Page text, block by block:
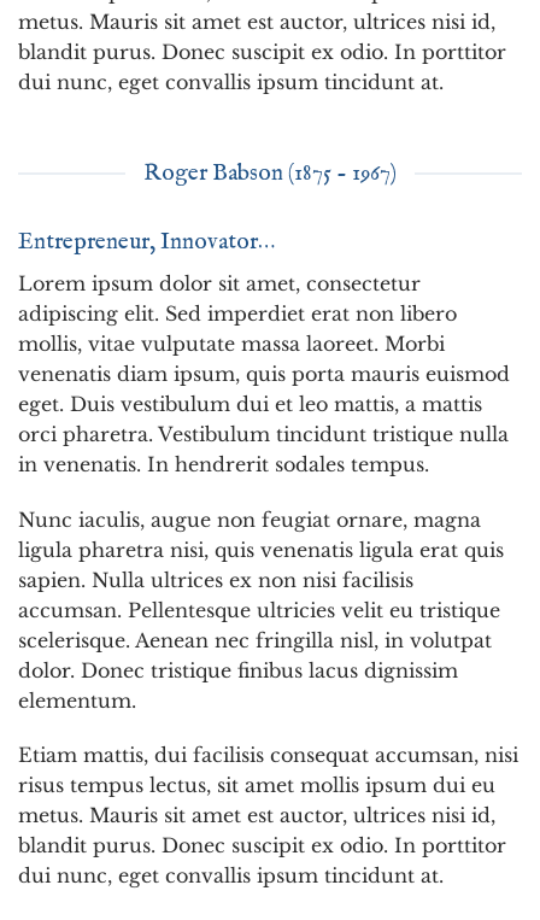
metus. Mauris sit amet est auctor, ultrices nisi id,
blandit purus. Donec suscipit ex odio. In porttitor
dui nunc, eget convallis ipsum tincidunt at.
Roger Babson (1875 - 1967)
Entrepreneur, Innovator…
Lorem ipsum dolor sit amet, consectetur
adipiscing elit. Sed imperdiet erat non libero
mollis, vitae vulputate massa laoreet. Morbi
venenatis diam ipsum, quis porta mauris euismod
eget. Duis vestibulum dui et leo mattis, a mattis
orci pharetra. Vestibulum tincidunt tristique nulla
in venenatis. In hendrerit sodales tempus.
Nunc iaculis, augue non feugiat ornare, magna
ligula pharetra nisi, quis venenatis ligula erat quis
sapien. Nulla ultrices ex non nisi facilisis
accumsan. Pellentesque ultricies velit eu tristique
scelerisque. Aenean nec fringilla nisl, in volutpat
dolor. Donec tristique finibus lacus dignissim
elementum.
Etiam mattis, dui facilisis consequat accumsan, nisi
risus tempus lectus, sit amet mollis ipsum dui eu
metus. Mauris sit amet est auctor, ultrices nisi id,
blandit purus. Donec suscipit ex odio. In porttitor
dui nunc, eget convallis ipsum tincidunt at.